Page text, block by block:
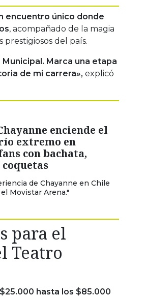
encuentro único donde
, acompañado de la magia
del país.
Marca una etapa
de mi carrera», explicó
enciende el
extremo en
con bachata,
de Chayanne en Chile
Movistar Arena."
para el
Teatro
hasta los $85.000